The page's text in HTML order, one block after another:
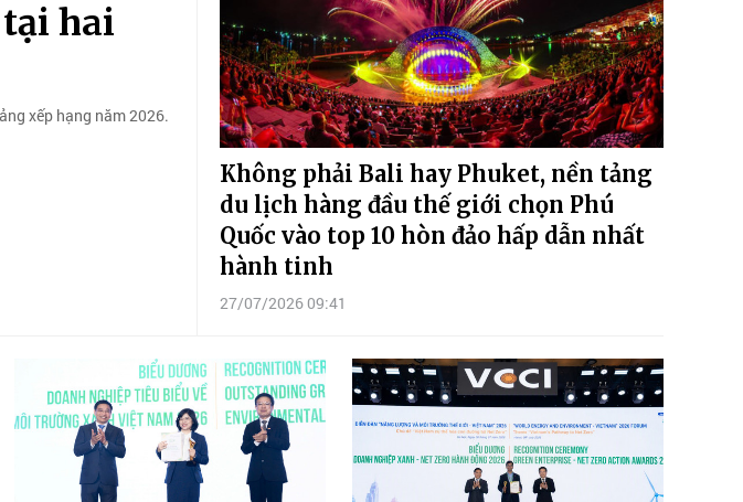
hai
xếp hạng năm 2026.
Không phải Bali hay Phuket, nền tảng
du lịch hàng đầu thế giới chọn Phú
Quốc vào top 10 hòn đảo hấp dẫn nhất
hành tinh
27/07/2026 09:41